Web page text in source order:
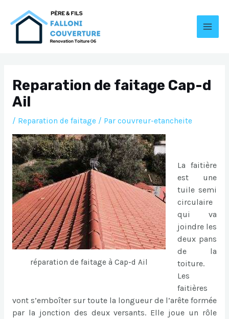
Reparation de faitage Cap-d
Ail
/ Reparation de faitage/ Par couvreur-etancheite
réparation de faitage à Cap-d Ail
La faitière
est une
tuile semi
circulaire
qui va
joindre les
deux pans
de la
toiture.
Les
faitières
vont s’emboîter sur toute la longueur de l’arête formée
par la jonction des deux versants. Elle joue un rôle